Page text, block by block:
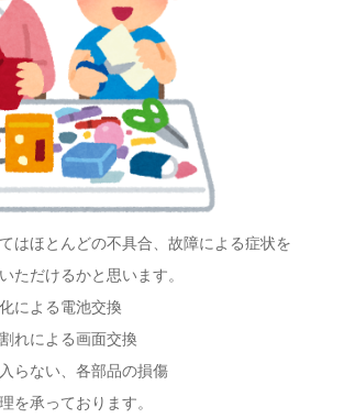
はほとんどの不具合、故障による症状を
ただけるかと思います。
による電池交換
れによる画面交換
らない、各部品の損傷
を承っております。